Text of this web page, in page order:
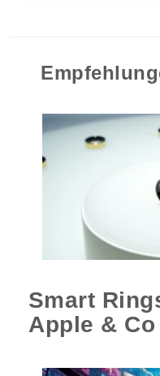
Smart
Apple &